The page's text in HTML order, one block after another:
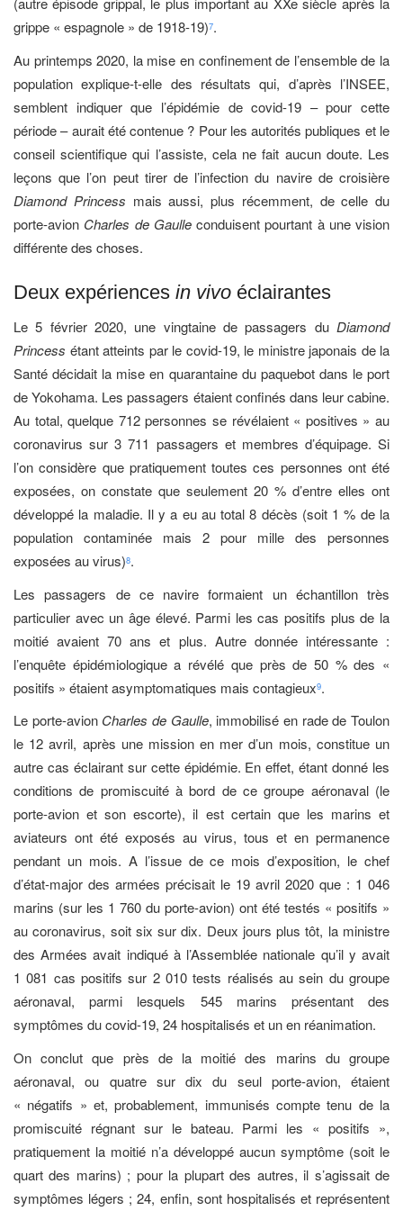
grippe « espagnole » de 1918-19)7.
Au printemps 2020, la mise en confinement de l’ensemble de la
population explique-t-elle des résultats qui, d’après l’INSEE,
semblent indiquer que l’épidémie de covid-19 – pour cette
période – aurait été contenue ? Pour les autorités publiques et le
conseil scientifique qui l’assiste, cela ne fait aucun doute. Les
leçons que l’on peut tirer de l’infection du navire de croisière
Diamond Princess mais aussi, plus récemment, de celle du
porte-avion Charles de Gaulleconduisent pourtant à une vision
différente des choses.
Deux expériences in vivo éclairantes
Le 5 février 2020, une vingtaine de passagers du Diamond
Princess étant atteints par le covid-19, le ministre japonais de la
Santé décidait la mise en quarantaine du paquebot dans le port
de Yokohama. Les passagers étaient confinés dans leur cabine.
Au total, quelque 712 personnes se révélaient « positives » au
coronavirus sur 3 711 passagers et membres d’équipage. Si
l’on considère que pratiquement toutes ces personnes ont été
exposées, on constate que seulement 20 % d’entre elles ont
développé la maladie. Il y a eu au total 8 décès (soit 1 % de la
population contaminée mais 2 pour mille des personnes
exposées au virus)8.
Les passagers de ce navire formaient un échantillon très
particulier avec un âge élevé. Parmi les cas positifs plus de la
moitié avaient 70 ans et plus. Autre donnée intéressante :
l’enquête épidémiologique a révélé que près de 50 % des «
positifs » étaient asymptomatiques mais contagieux9.
Le porte-avion Charles de Gaulle, immobilisé en rade de Toulon
le 12 avril, après une mission en mer d’un mois, constitue un
autre cas éclairant sur cette épidémie. En effet, étant donné les
conditions de promiscuité à bord de ce groupe aéronaval (le
porte-avion et son escorte), il est certain que les marins et
aviateurs ont été exposés au virus, tous et en permanence
pendant un mois. A l’issue de ce mois d’exposition, le chef
d’état-major des armées précisait le 19 avril 2020 que : 1 046
marins (sur les 1 760 du porte-avion) ont été testés « positifs »
au coronavirus, soit six sur dix. Deux jours plus tôt, la ministre
des Armées avait indiqué à l’Assemblée nationale qu’il y avait
1 081 cas positifs sur 2 010 tests réalisés au sein du groupe
aéronaval, parmi lesquels 545 marins présentant des
symptômes du covid-19, 24 hospitalisés et un en réanimation.
On conclut que près de la moitié des marins du groupe
aéronaval, ou quatre sur dix du seul porte-avion, étaient
« négatifs » et, probablement, immunisés compte tenu de la
promiscuité régnant sur le bateau. Parmi les « positifs »,
pratiquement la moitié n’a développé aucun symptôme (soit le
quart des marins) ; pour la plupart des autres, il s’agissait de
symptômes légers ; 24, enfin, sont hospitalisés et représentent